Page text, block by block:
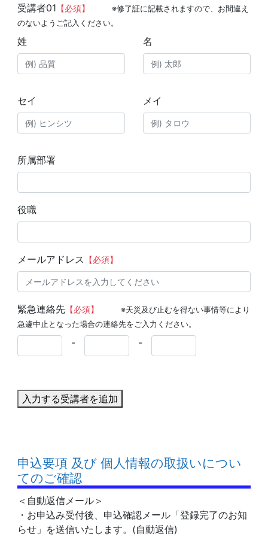
受講者01 【必須】
※修了証に記載されますので、お間違え
のないようご記入ください。
姓 名
セイ メイ
所属部署
役職
メールアドレス 【必須】
緊急連絡先【必須】
※天災及び止むを得ない事情等により
急遽中止となった場合の連絡先をご入力ください。
- -
入力する受講者を追加
申込要項 及び 個人情報の取扱いについ
てのご確認
＜自動返信メール＞
・お申込み受付後、申込確認メール「登録完了のお知
らせ」を送信いたします。(自動返信)